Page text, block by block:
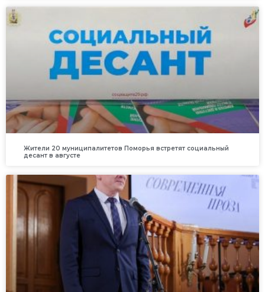
Жители 20 муниципалитетов Поморья встретят социальный
десант в августе